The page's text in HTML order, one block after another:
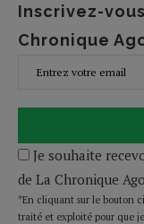
Inscrivez-
Chronique
Je souhaite
de La Chronique
*En cliquant sur le bouton
traité et exploité pour que